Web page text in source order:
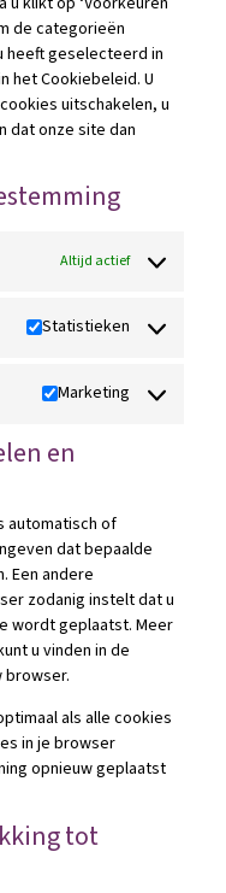
de categorieën
heeft geselecteerd in
het Cookiebeleid. U
uitschakelen, u
dat onze site dan
Altijd actief
Statistieken
Marketing
en
automatisch of
dat bepaalde
Een andere
zodanig instelt dat u
wordt geplaatst. Meer
u vinden in de
browser.
als alle cookies
in je browser
opnieuw geplaatst
tot